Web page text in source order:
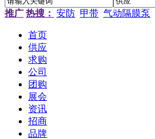
推广 热搜： 安防 甲带 气动隔膜泵
首页
供应
求购
公司
团购
展会
资讯
招商
品牌